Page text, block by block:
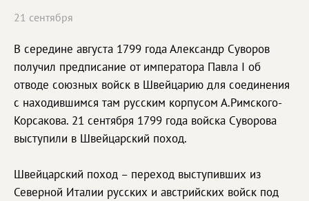
21 сентября
В середине августа 1799 года Александр Суворов
получил предписание от императора Павла I об
отводе союзных войск в Швейцарию для соединения
с находившимся там русским корпусом А.Римского-
Корсакова. 21 сентября 1799 года войска Суворова
выступили в Швейцарский поход.
Швейцарский поход – переход выступивших из
Северной Италии русских и австрийских войск под